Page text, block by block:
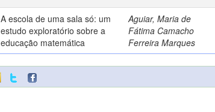
A escola de uma sala só: um
estudo exploratório sobre a
educação matemática
Aguiar, Maria de
Fátima Camacho
Ferreira Marques